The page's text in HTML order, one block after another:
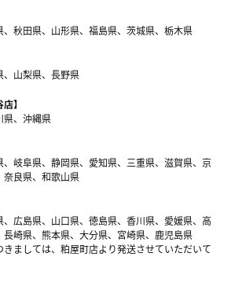
秋田県、山形県、福島県、茨城県、栃木県
、山梨県、長野県
】
県、沖縄県
岐阜県、静岡県、愛知県、三重県、滋賀県、京
奈良県、和歌山県
広島県、山口県、徳島県、香川県、愛媛県、高
崎県、熊本県、大分県、宮崎県、鹿児島県
ましては、粕屋町店より発送させていただいて